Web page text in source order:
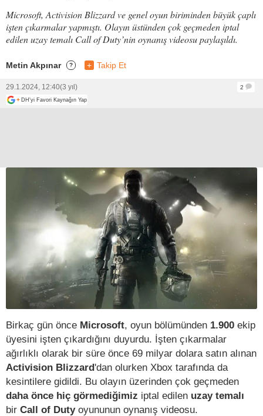
Microsoft, Activision Blizzard ve genel oyun biriminden büyük çaplı
işten çıkarmalar yapmıştı. Olayın üstünden çok geçmeden iptal
edilen uzay temalı Call of Duty’nin oynanış videosu paylaşıldı.
Metin Akpınar ? + Takip Et
29.1.2024, 12:40(3 yıl)
2
+ DH'yi Favori Kaynağın Yap
Birkaç gün önce Microsoft, oyun bölümünden 1.900 ekip
üyesini işten çıkardığını duyurdu. İşten çıkarmalar
ağırlıklı olarak bir süre önce 69 milyar dolara satın alınan
Activision Blizzard'dan olurken Xbox tarafında da
kesintilere gidildi. Bu olayın üzerinden çok geçmeden
daha önce hiç görmediğimiz iptal edilen uzay temalı
bir Call of Dutyoyununun oynanış videosu.